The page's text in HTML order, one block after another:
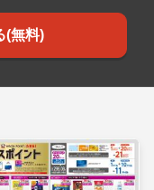
(無料)